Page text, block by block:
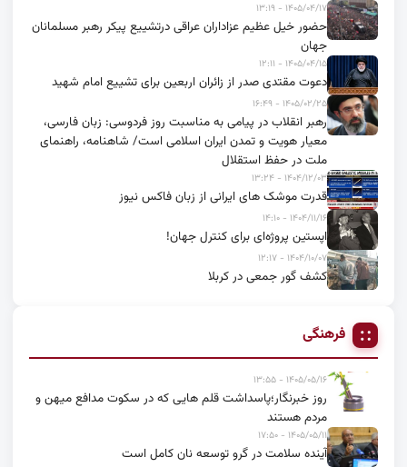
۱۴۰۵/۰۴/۱۷ - ۱۳:۱۹
حضور خیل عظیم عزاداران عراقی درتشییع پیکر رهبر مسلمانان
جهان
۱۴۰۵/۰۴/۱۵ - ۱۲:۱۱
دعوت مقتدی صدر از زائران اربعین برای تشییع امام شهید
۱۴۰۵/۰۲/۲۵ - ۱۶:۴۹
رهبر انقلاب در پیامی به مناسبت روز فردوسی: زبان فارسی،
معیار هویت و تمدن ایران اسلامی است/ شاهنامه، راهنمای
ملت در حفظ استقلال
۱۴۰۴/۱۲/۰۳ - ۱۳:۲۴
قدرت موشک های ایرانی از زبان فاکس نیوز
۱۴۰۴/۱۱/۱۶ - ۱۴:۱۰
اپستین پروژه‌ای برای کنترل جهان!
۱۴۰۴/۱۰/۰۷ - ۱۲:۱۷
کشف گور جمعی در کربلا
فرهنگی
۱۴۰۵/۰۵/۱۶ - ۱۳:۵۵
روز خبرنگار؛پاسداشت قلم هایی که در سکوت مدافع میهن و
مردم هستند
۱۴۰۵/۰۵/۱۱ - ۱۷:۵۰
آینده سلامت در گرو توسعه نان کامل است